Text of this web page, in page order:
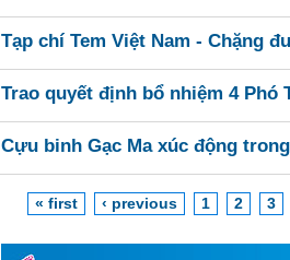
Tạp chí Tem Việt Nam - Chặng
Trao quyết định bổ nhiệm 4 Phó
Cựu binh Gạc Ma xúc động
« first ‹ previous 1 2 3